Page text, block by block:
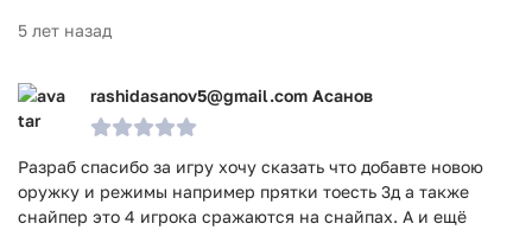
5 лет назад
rashidasanov5@gmail.com Асанов
Разраб спасибо за игру хочу сказать что добавте новою
оружку и режимы например прятки тоесть 3д а также
снайпер это 4 игрока сражаются на снайпах. А и ещё